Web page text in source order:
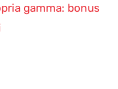
gamma: bonus